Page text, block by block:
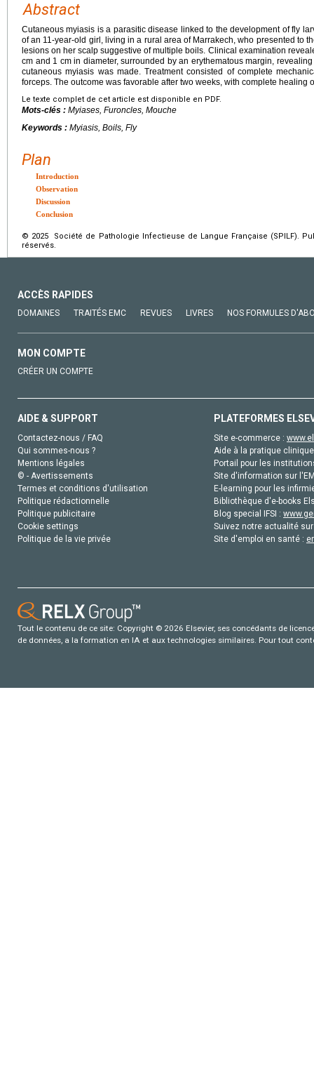
Abstract
Cutaneous myiasis is a parasitic disease linked to the development of fly
of an 11-year-old girl, living in a rural area of Marrakech, who presented to
lesions on her scalp suggestive of multiple boils. Clinical examination
cm and 1 cm in diameter, surrounded by an erythematous margin,
cutaneous myiasis was made. Treatment consisted of complete
forceps. The outcome was favorable after two weeks, with complete healing
Le texte complet de cet article est disponible en PDF.
Mots-clés : Myiases, Furoncles, Mouche
Keywords : Myiasis, Boils, Fly
Plan
Introduction
Observation
Discussion
Conclusion
© 2025 Société de Pathologie Infectieuse de Langue Française (SPILF).
réservés.
ACCÈS RAPIDES
DOMAINES TRAITÉS EMC REVUES LIVRES NOS FORMULES
MON COMPTE
CRÉER UN COMPTE
AIDE & SUPPORT
Contactez-nous / FAQ
Qui sommes-nous ?
Mentions légales
© - Avertissements
Termes et conditions d'utilisation
Politique rédactionnelle
Politique publicitaire
Cookie settings
Politique de la vie privée
PLATEFORMES
Site e-commerce :
Aide à la pratique
Portail pour les
Site d'information sur
E-learning pour les
Bibliothèque d'e-books
Blog special IFSI :
Suivez notre actualité
Site d'emploi en santé :
Tout le contenu de ce site: Copyright © 2026 Elsevier, ses concédants de
de données, a la formation en IA et aux technologies similaires. Pour tout